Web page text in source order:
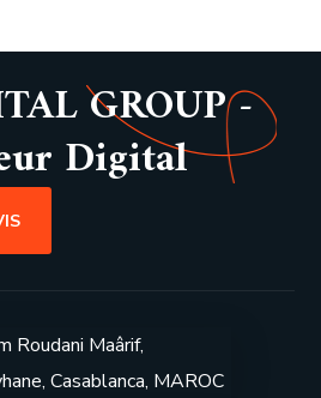
GROUP -
Digital
Roudani Maârif,
Casablanca, MAROC